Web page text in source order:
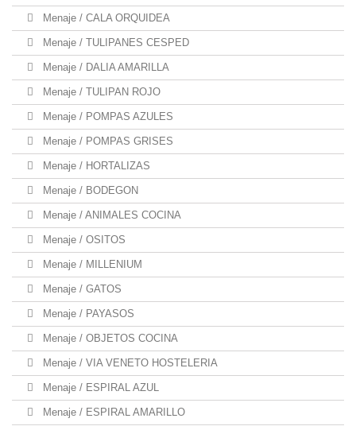
Menaje / CALA ORQUIDEA
Menaje / TULIPANES CESPED
Menaje / DALIA AMARILLA
Menaje / TULIPAN ROJO
Menaje / POMPAS AZULES
Menaje / POMPAS GRISES
Menaje / HORTALIZAS
Menaje / BODEGON
Menaje / ANIMALES COCINA
Menaje / OSITOS
Menaje / MILLENIUM
Menaje / GATOS
Menaje / PAYASOS
Menaje / OBJETOS COCINA
Menaje / VIA VENETO HOSTELERIA
Menaje / ESPIRAL AZUL
Menaje / ESPIRAL AMARILLO